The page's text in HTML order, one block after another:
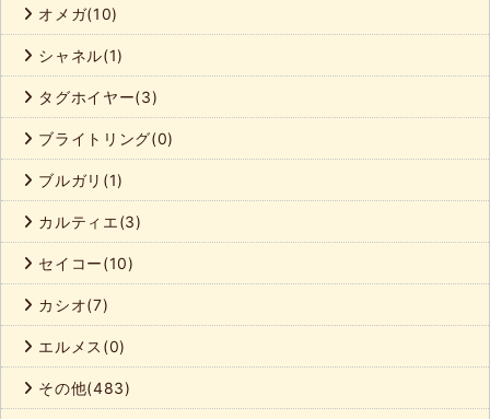
オメガ(10)
シャネル(1)
タグホイヤー(3)
ブライトリング(0)
ブルガリ(1)
カルティエ(3)
セイコー(10)
カシオ(7)
エルメス(0)
その他(483)